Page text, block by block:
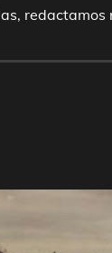
redactamos